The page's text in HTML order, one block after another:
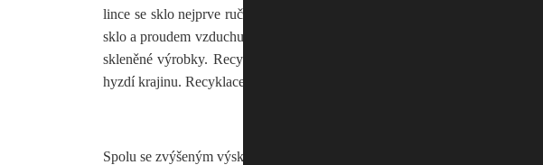
lince se sklo nejprve ručně zbaví velkých příměsí. Poté se nadrtí a
sklo a proudem vzduchu se tato nečistota odfoukne pryč z pásu. Pro
skleněné výrobky. Recyklací skla se dá ušetřit přes devadesát procent
hyzdí krajinu. Recyklace skla je teoreticky neomezená, ale pro speciální
Spolu se zvýšeným výskytem plastových materiálů v domovních odpadech